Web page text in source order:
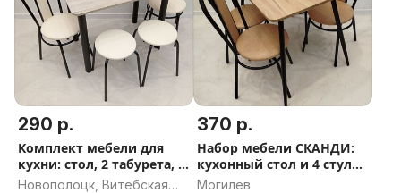
290 р.
Комплект мебели для
кухни: стол, 2 табурета, 2
стула
Новополоцк, Витебская
370 р.
Набор мебели СКАНДИ:
кухонный стол и 4 стула
Бесплатная доставка
Могилев